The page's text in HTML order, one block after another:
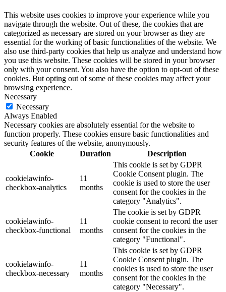
This website uses cookies to improve your experience while you
navigate through the website. Out of these, the cookies that are
categorized as necessary are stored on your browser as they are
essential for the working of basic functionalities of the website. We
also use third-party cookies that help us analyze and understand how
you use this website. These cookies will be stored in your browser
only with your consent. You also have the option to opt-out of these
cookies. But opting out of some of these cookies may affect your
browsing experience.
Necessary
Necessary
Always Enabled
Necessary cookies are absolutely essential for the website to
function properly. These cookies ensure basic functionalities and
security features of the website, anonymously.
Cookie
Duration Description
cookielawinfo-
checkbox-analytics
11
months
This cookie is set by GDPR
Cookie Consent plugin. The
cookie is used to store the user
consent for the cookies in the
category "Analytics".
cookielawinfo-
checkbox-functional
11
months
The cookie is set by GDPR
cookie consent to record the user
consent for the cookies in the
category "Functional".
cookielawinfo-
checkbox-necessary
11
months
This cookie is set by GDPR
Cookie Consent plugin. The
cookies is used to store the user
consent for the cookies in the
category "Necessary".